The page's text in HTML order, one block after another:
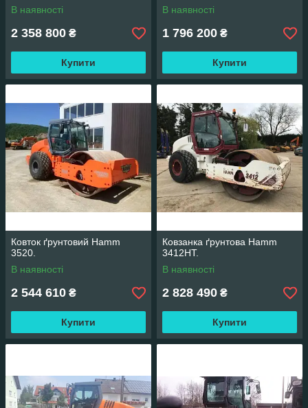
В наявності
2 358 800 ₴
Купити
В наявності
1 796 200 ₴
Купити
Ковток ґрунтовий Hamm
3520.
В наявності
2 544 610 ₴
Купити
Ковзанка ґрунтова Hamm
3412HT.
В наявності
2 828 490 ₴
Купити